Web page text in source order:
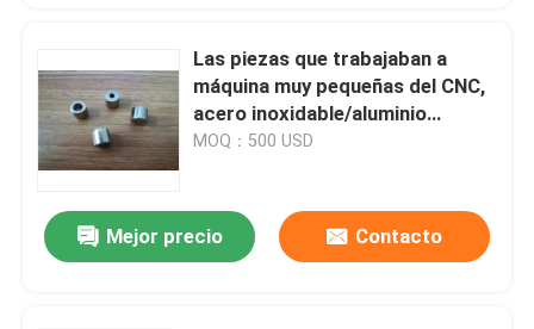
Las piezas que trabajaban a
máquina muy pequeñas del CNC,
acero inoxidable/aluminio
trabajaron a máquina piezas
MOQ：500 USD
Mejor precio Contacto